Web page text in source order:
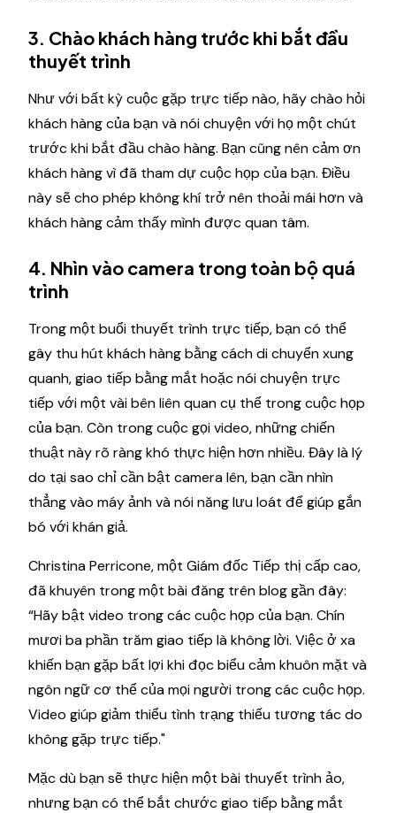
3. Chào khách hàng trước khi bắt đầu
thuyết trình
Như với bất kỳ cuộc gặp trực tiếp nào, hãy chào hỏi
khách hàng của bạn và nói chuyện với họ một chút
trước khi bắt đầu chào hàng. Bạn cũng nên cảm ơn
khách hàng vì đã tham dự cuộc họp của bạn. Điều
này sẽ cho phép không khí trở nên thoải mái hơn và
khách hàng cảm thấy mình được quan tâm.
4. Nhìn vào camera trong toàn bộ quá
trình
Trong một buổi thuyết trình trực tiếp, bạn có thể
gây thu hút khách hàng bằng cách di chuyển xung
quanh, giao tiếp bằng mắt hoặc nói chuyện trực
tiếp với một vài bên liên quan cụ thể trong cuộc họp
của bạn. Còn trong cuộc gọi video, những chiến
thuật này rõ ràng khó thực hiện hơn nhiều. Đây là lý
do tại sao chỉ cần bật camera lên, bạn cần nhìn
thẳng vào máy ảnh và nói năng lưu loát để giúp gắn
bó với khán giả.
Christina Perricone, một Giám đốc Tiếp thị cấp cao,
đã khuyên trong một bài đăng trên blog gần đây:
“Hãy bật video trong các cuộc họp của bạn. Chín
mươi ba phần trăm giao tiếp là không lời. Việc ở xa
khiến bạn gặp bất lợi khi đọc biểu cảm khuôn mặt và
ngôn ngữ cơ thể của mọi người trong các cuộc họp.
Video giúp giảm thiểu tình trạng thiếu tương tác do
không gặp trực tiếp."
Mặc dù bạn sẽ thực hiện một bài thuyết trình ảo,
nhưng bạn có thể bắt chước giao tiếp bằng mắt